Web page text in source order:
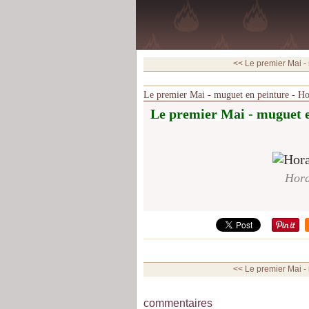
<< Le premier Mai -
Le premier Mai - muguet en peinture -
Le premier Mai - muguet
<< Le premier Mai -
commentaires